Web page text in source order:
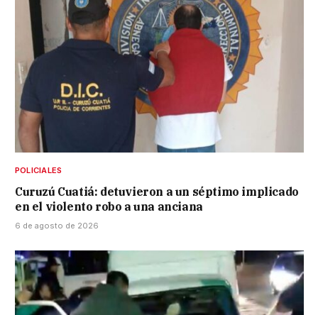
POLICIALES
Curuzú Cuatiá: detuvieron a un séptimo implicado
en el violento robo a una anciana
6 de agosto de 2026